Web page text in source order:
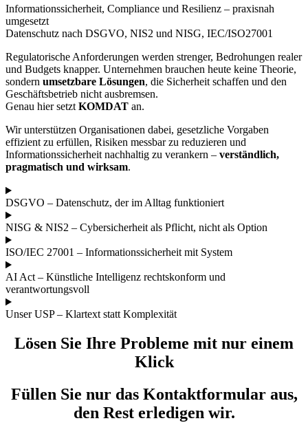
Informationssicherheit, Compliance und Resilienz – praxisnah
umgesetzt
Datenschutz nach DSGVO, NIS2 und NISG, IEC/ISO27001
Regulatorische Anforderungen werden strenger, Bedrohungen realer
und Budgets knapper. Unternehmen brauchen heute keine Theorie,
sondern umsetzbare Lösungen, die Sicherheit schaffen und den
Geschäftsbetrieb nicht ausbremsen.
Genau hier setzt KOMDAT an.
Wir unterstützen Organisationen dabei, gesetzliche Vorgaben
effizient zu erfüllen, Risiken messbar zu reduzieren und
Informationssicherheit nachhaltig zu verankern – verständlich,
pragmatisch und wirksam.
DSGVO – Datenschutz, der im Alltag funktioniert
NISG & NIS2 – Cybersicherheit als Pflicht, nicht als Option
ISO/IEC 27001 – Informationssicherheit mit System
AI Act – Künstliche Intelligenz rechtskonform und
verantwortungsvoll
Unser USP – Klartext statt Komplexität
Lösen Sie Ihre Probleme mit nur einem
Klick
Füllen Sie nur das Kontaktformular aus,
den Rest erledigen wir.